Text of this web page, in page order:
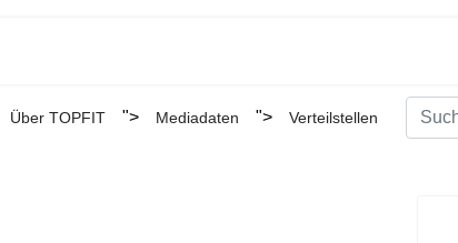
Über TOPFIT "> Mediadaten "> Verteilstellen Suchen